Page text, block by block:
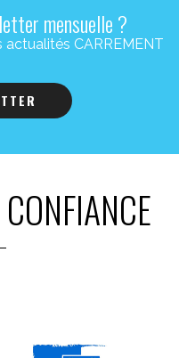
mensuelle ?
CARREMENT